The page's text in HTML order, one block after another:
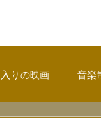
りの映画 音楽